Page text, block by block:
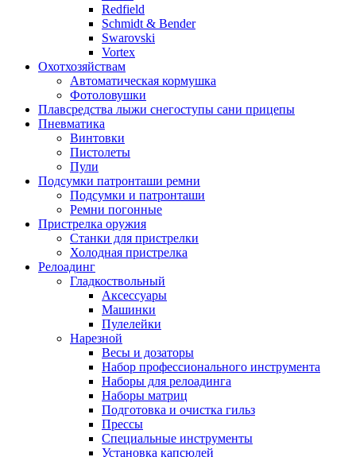
Redfield
Schmidt & Bender
Swarovski
Vortex
Охотхозяйствам
Автоматическая кормушка
Фотоловушки
Плавсредства лыжи снегоступы сани прицепы
Пневматика
Винтовки
Пистолеты
Пули
Подсумки патронташи ремни
Подсумки и патронташи
Ремни погонные
Пристрелка оружия
Станки для пристрелки
Холодная пристрелка
Релоадинг
Гладкоствольный
Аксессуары
Машинки
Пулелейки
Нарезной
Весы и дозаторы
Набор профессионального инструмента
Наборы для релоадинга
Наборы матриц
Подготовка и очистка гильз
Прессы
Специальные инструменты
Установка капсюлей